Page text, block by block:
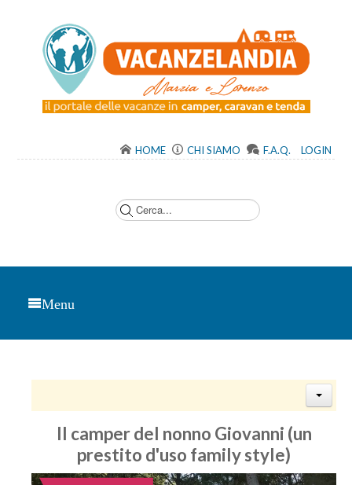
HOME CHI SIAMO F.A.Q. LOGIN
Menu
Il camper del nonno Giovanni (un
prestito d'uso family style)